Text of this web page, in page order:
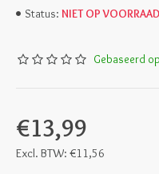
Status: NIET OP VOORRAAD
Gebaseerd
€13,99
Excl. BTW: €11,56